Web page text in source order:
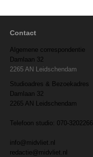
Contact
Algemene correspondentie
Damlaan 32
2265 AN Leidschendam
Studioadres & Bezoekadres
Damlaan 32
2265 AN Leidschendam
Telefoon studio: 070-3202266
info@midvliet.nl
redactie@midvliet.nl